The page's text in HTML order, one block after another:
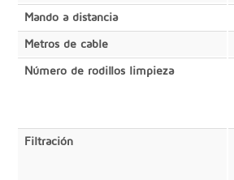
Mando a distancia
Metros de cable
Número de rodillos limpieza
Filtración